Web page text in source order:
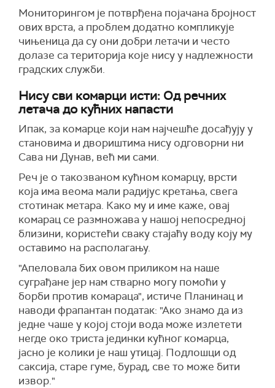
Мониторингом је потврђена појачана бројност
ових врста, а проблем додатно компликује
чињеница да су они добри летачи и често
долазе са територија које нису у надлежности
градских служби.
Нису сви комарци исти: Од речних
летача до кућних напасти
Ипак, за комарце који нам најчешће досађују у
становима и двориштима нису одговорни ни
Сава ни Дунав, већ ми сами.
Реч је о такозваном кућном комарцу, врсти
која има веома мали радијус кретања, свега
стотинак метара. Како му и име каже, овај
комарац се размножава у нашој непосредној
близини, користећи сваку стајаћу воду коју му
оставимо на располагању.
"Апеловала бих овом приликом на наше
суграђане јер нам стварно могу помоћи у
борби против комараца", истиче Планинац и
наводи фрапантан податак: "Ако знамо да из
једне чаше у којој стоји вода може излетети
негде око триста јединки кућног комарца,
јасно је колики је наш утицај. Подлошци од
саксија, старе гуме, бурад, све то може бити
извор."